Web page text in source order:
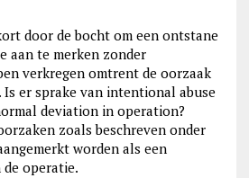
door de bocht om een ontstane
aan te merken zonder
verkregen omtrent de oorzaak
er sprake van intentional abuse
deviation in operation?
zoals beschreven onder
worden als een
operatie.